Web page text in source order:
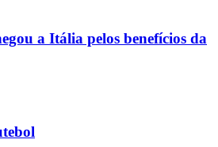
a Itália pelos benefícios da